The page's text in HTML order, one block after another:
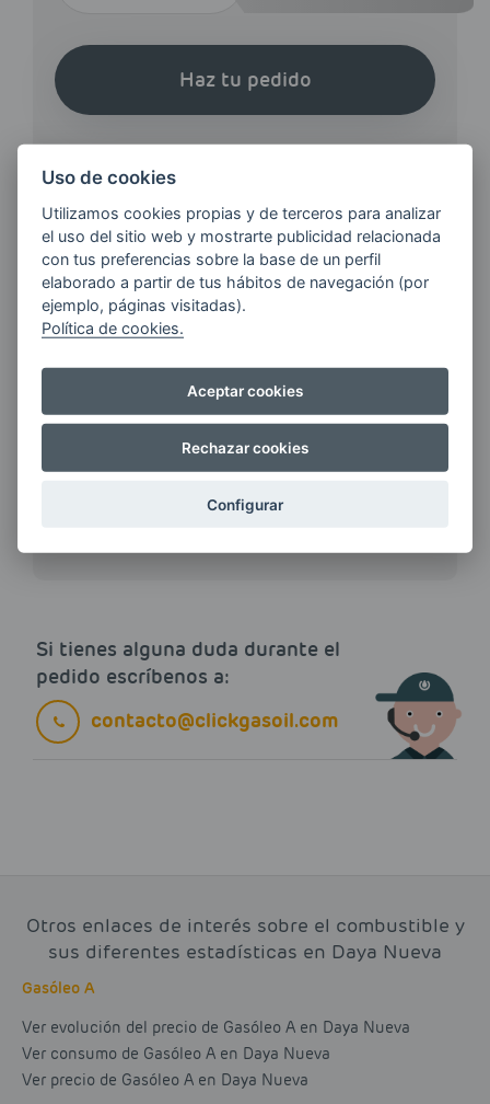
Haz tu pedido
¿QUIERES ESTAR AL DÍA DE
LAS
ÚLTIMAS NOVEDADES?
ENERGIAS por cualquier medio, incluido
Si tienes alguna duda durante el
pedido escríbenos a:
contacto@clickgasoil.com
Otros enlaces de interés sobre el combustible y
sus diferentes estadísticas en Daya Nueva
Gasóleo A
Ver evolución del precio de Gasóleo A en Daya Nueva
Ver consumo de Gasóleo A en Daya Nueva
Ver precio de Gasóleo A en Daya Nueva
Uso de cookies
Utilizamos cookies propias y de terceros para analizar
el uso del sitio web y mostrarte publicidad relacionada
con tus preferencias sobre la base de un perfil
elaborado a partir de tus hábitos de navegación (por
ejemplo, páginas visitadas).
Política de cookies.
Aceptar cookies
Rechazar cookies
Configurar